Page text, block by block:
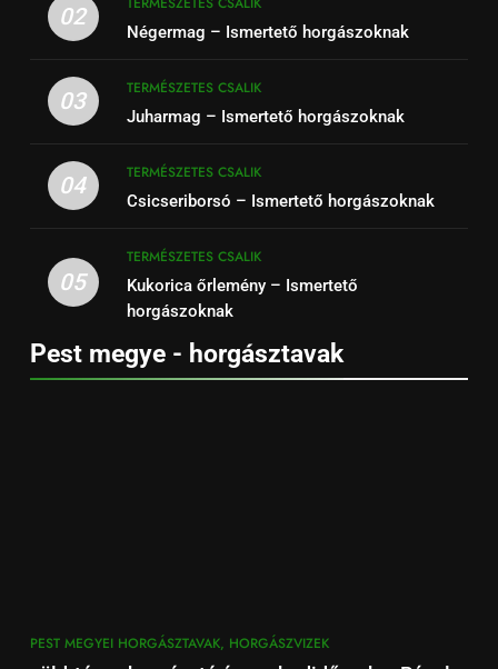
02
Négermag – Ismertető horgászoknak
03
TERMÉSZETES CSALIK
Juharmag – Ismertető horgászoknak
04
TERMÉSZETES CSALIK
Csicseriborsó – Ismertető horgászoknak
05
TERMÉSZETES CSALIK
Kukorica őrlemény – Ismertető
horgászoknak
Pest megye - horgásztavak
PEST MEGYEI HORGÁSZTAVAK, HORGÁSZVIZEK